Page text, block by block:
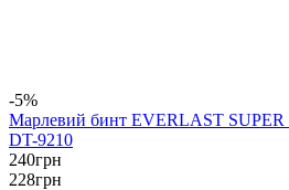
-5%
Марлевий бинт EVERLAST SUPER
DT-9210
240грн
228грн